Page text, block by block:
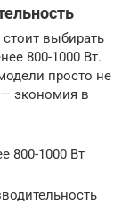
выбирать
800-1000 Вт.
просто не
экономия в
800-1000 Вт